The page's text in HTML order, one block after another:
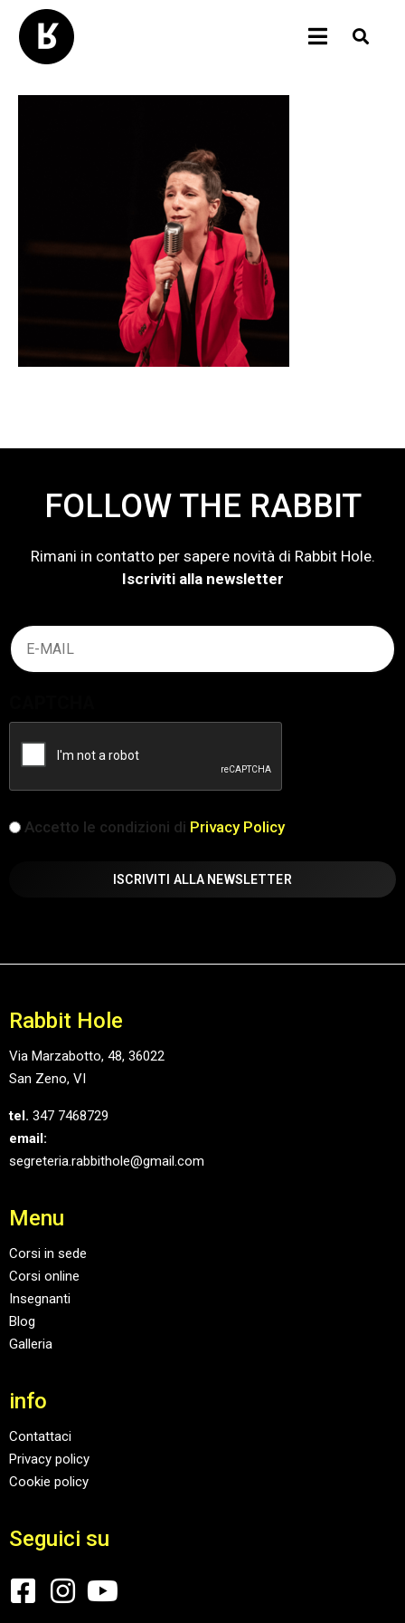
FOLLOW THE RABBIT
Rimani in contatto per sapere novità di Rabbit Hole.
Iscriviti alla newsletter
Email
(Obbligatorio)
iscrizione
Accetto le condizioni di Privacy Policy
Rabbit Hole
Via Marzabotto, 48, 36022
San Zeno, VI
tel. 347 7468729
email:
segreteria.rabbithole@gmail.com
Menu
Corsi in sede
Corsi online
Insegnanti
Blog
Galleria
info
Contattaci
Privacy policy
Cookie policy
Seguici su